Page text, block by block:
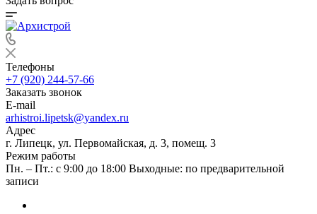
Телефоны
+7 (920) 244-57-66
Заказать звонок
E-mail
arhistroi.lipetsk@yandex.ru
Адрес
г. Липецк, ул. Первомайская, д. 3, помещ. 3
Режим работы
Пн. – Пт.: с 9:00 до 18:00 Выходные: по предварительной
записи